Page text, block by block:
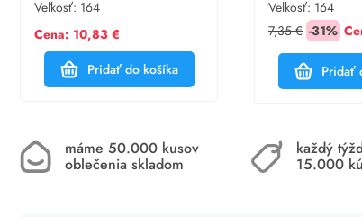
Veľkosť: 164
Cena: 10,83 €
Pridať do košíka
Veľkosť: 164
7,35 € -31%
Pridať
máme 50.000 kusov
oblečenia skladom
každý
15.000